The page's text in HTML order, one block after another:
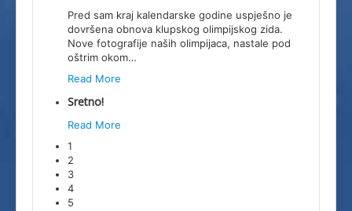
Pred sam kraj kalendarske godine uspješno je
dovršena obnova klupskog olimpijskog zida.
Nove fotografije naših olimpijaca, nastale pod
oštrim okom…
Read More
Sretno!
Read More
1
2
3
4
5